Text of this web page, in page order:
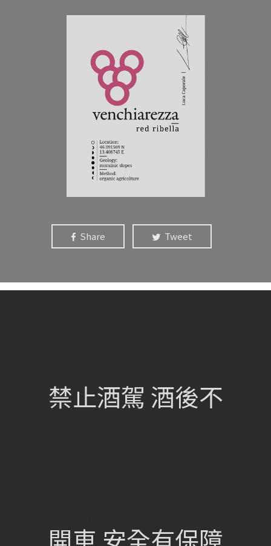
Share Tweet
葡萄酒單
瀏覽收藏
105 台北市松山區民族東路675號
禁止酒駕 酒後不